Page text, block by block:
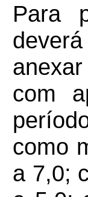
Para
com
como
a 7,0;